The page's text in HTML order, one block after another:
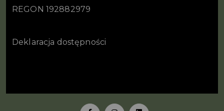
REGON 192882979
Deklaracja dostępności